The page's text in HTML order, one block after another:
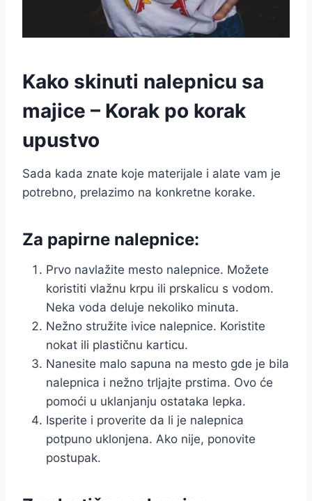
Kako skinuti nalepnicu sa
majice – Korak po korak
upustvo
Sada kada znate koje materijale i alate vam je
potrebno, prelazimo na konkretne korake.
Za papirne nalepnice:
Prvo navlažite mesto nalepnice. Možete
koristiti vlažnu krpu ili prskalicu s vodom.
Neka voda deluje nekoliko minuta.
Nežno stružite ivice nalepnice. Koristite
nokat ili plastičnu karticu.
Nanesite malo sapuna na mesto gde je bila
nalepnica i nežno trljajte prstima. Ovo će
pomoći u uklanjanju ostataka lepka.
Isperite i proverite da li je nalepnica
potpuno uklonjena. Ako nije, ponovite
postupak.